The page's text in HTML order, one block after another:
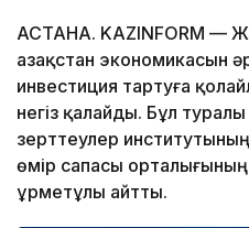
АСТАНА. KAZINFORM —
Қазақстан экономикасын
инвестиция тартуға
негіз қалайды. Бұл
зерттеулер
өмір сапасы
Құрметұлы айтты.